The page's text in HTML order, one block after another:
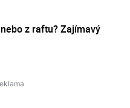
z raftu? Zajímavý